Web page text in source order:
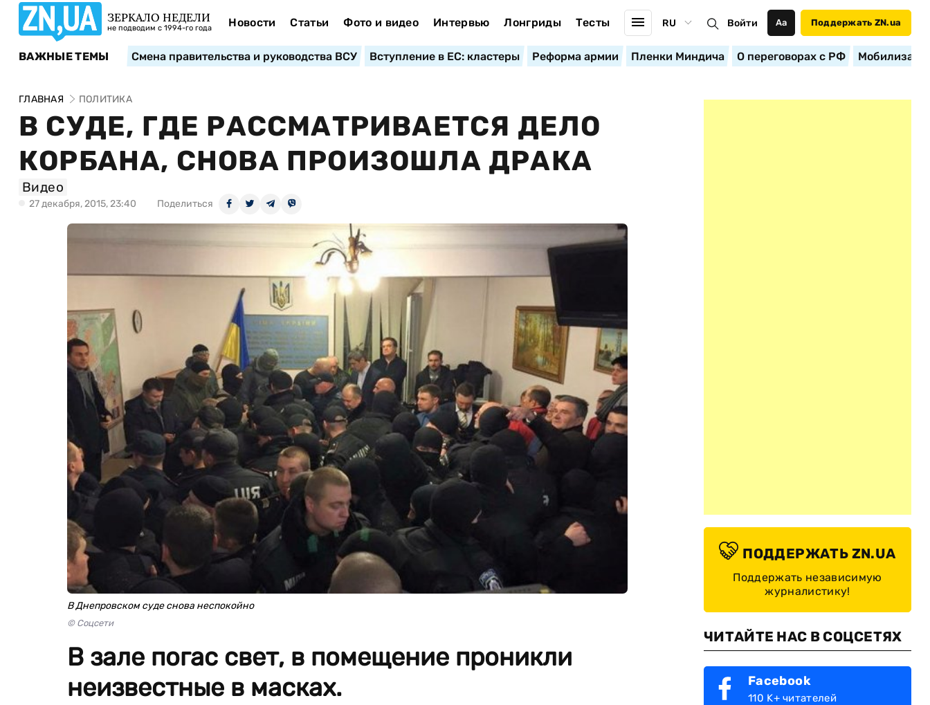
ЗЕРКАЛО НЕДЕЛИ
не подводим с 1994-го года Новости Статьи Фото и видео Интервью Лонгриды Тесты RU Войти Аа Поддержать ZN.ua
ВАЖНЫЕ ТЕМЫ Смена правительства и руководства ВСУ Вступление в ЕС: кластеры Реформа армии Пленки Миндича О переговорах с РФ
ГЛАВНАЯ ПОЛИТИКА
В СУДЕ, ГДЕ РАССМАТРИВАЕТСЯ ДЕЛО
КОРБАНА, СНОВА ПРОИЗОШЛА ДРАКА
Видео
27 декабря, 2015, 23:40 Поделиться
В Днепровском суде снова неспокойно
© Соцсети
В зале погас свет, в помещение проникли
неизвестные в масках.
ПОДДЕРЖАТЬ ZN.UA
Поддержать независимую
журналистику!
ЧИТАЙТЕ НАС В СОЦСЕТЯХ
Facebook
110 K+ читателей